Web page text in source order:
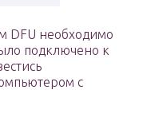
DFU необходимо
подключено к
с